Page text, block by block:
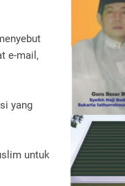
e-mail,
yang
untuk